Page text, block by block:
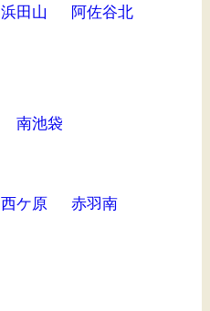
浜田山
阿佐谷北
南池袋
西ケ原 赤羽南